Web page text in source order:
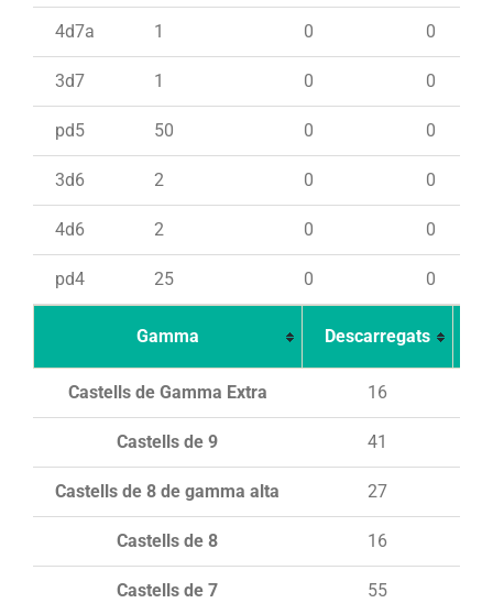
4d7a 1 0 0
3d7 1 0 0
pd5 50 0 0
3d6 2 0 0
4d6 2 0 0
pd4 25 0 0
Gamma Descarregats
Castells de Gamma Extra 16
Castells de 9 41
Castells de 8 de gamma alta 27
Castells de 8 16
Castells de 7 55